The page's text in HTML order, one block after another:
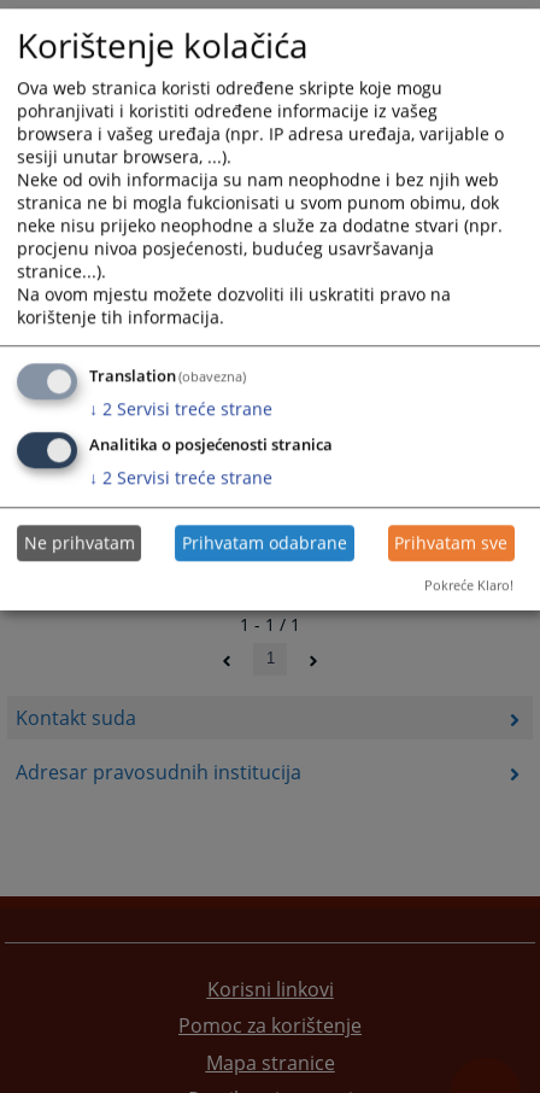
Kontakt suda
Adresar pravosudnih institucija
053/820-160
E-mail:
ossud-modrica@pravosudje.ba
8461 PREGLEDA
1 - 1 / 1
1
Korisni linkovi
Pomoc za korištenje
Mapa stranice
Korištenje kolačića
Ova web stranica koristi određene skripte koje mogu
pohranjivati i koristiti određene informacije iz vašeg
browsera i vašeg uređaja (npr. IP adresa uređaja, varijable o
sesiji unutar browsera, ...).
Neke od ovih informacija su nam neophodne i bez njih web
stranica ne bi mogla fukcionisati u svom punom obimu, dok
neke nisu prijeko neophodne a služe za dodatne stvari (npr.
procjenu nivoa posjećenosti, budućeg usavršavanja
stranice...).
Na ovom mjestu možete dozvoliti ili uskratiti pravo na
korištenje tih informacija.
Translation(obavezna)
↓ 2 Servisi treće strane
Analitika o posjećenosti stranica
↓ 2 Servisi treće strane
Ne prihvatam Prihvatam odabrane Prihvatam sve
Pokreće Klaro!